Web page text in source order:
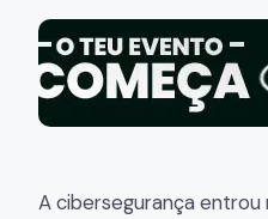
A cibersegurança entrou